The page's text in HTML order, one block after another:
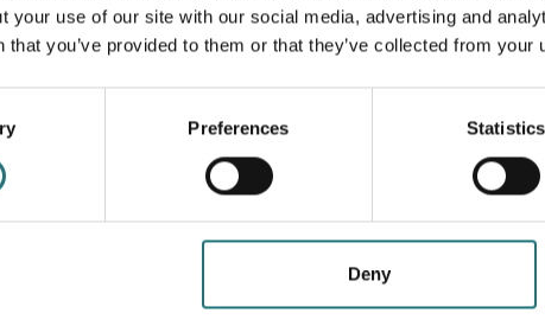
your use of our site with our social media, advertising and
that you’ve provided to them or that they’ve collected from your
Preferences Statistics
Deny